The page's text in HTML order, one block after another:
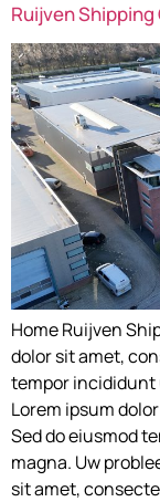
Ruijven Shipping
Home Ruijven
dolor sit amet,
tempor incididunt
Lorem ipsum
Sed do eiusmod
magna. Uw
sit amet,